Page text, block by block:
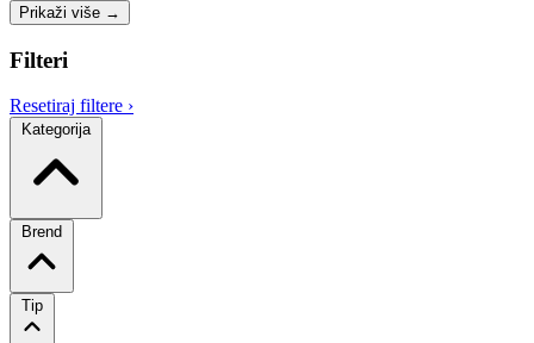
Prikaži više →
Filteri
Resetiraj filtere ›
Kategorija
Brend
Tip